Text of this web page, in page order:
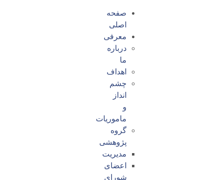
صفحه
اصلی
معرفی
درباره
ما
اهداف
چشم
انداز
و
ماموریات
گروه
پژوهشی
مدیریت
اعضای
شورای